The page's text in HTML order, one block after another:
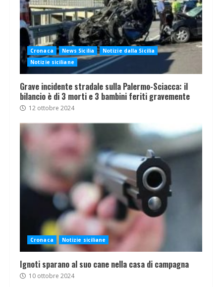
Cronaca News Sicilia
Notizie dalla Sicilia
Notizie siciliane
Grave incidente stradale sulla Palermo-Sciacca: il
bilancio è di 3 morti e 3 bambini feriti gravemente
12 ottobre 2024
Cronaca Notizie siciliane
Ignoti sparano al suo cane nella casa di campagna
10 ottobre 2024